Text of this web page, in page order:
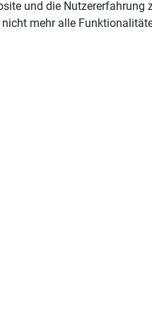
und die Nutzererfahrung
mehr alle